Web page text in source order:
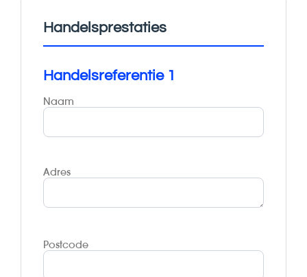
Handelsprestaties
Handelsreferentie 1
Naam
Adres
Postcode